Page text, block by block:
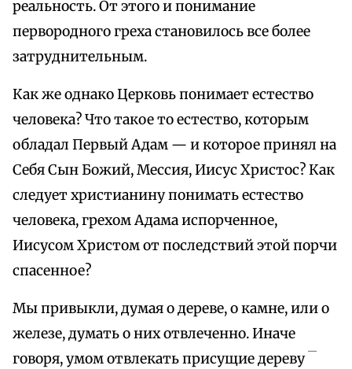
реальность. От этого и понимание
первородного греха становилось все более
затруднительным.
Как же однако Церковь понимает естество
человека? Что такое то естество, которым
обладал Первый Адам — и которое принял на
Себя Сын Божий, Мессия, Иисус Христос? Как
следует христианину понимать естество
человека, грехом Адама испорченное,
Иисусом Христом от последствий этой порчи
спасенное?
Мы привыкли, думая о дереве, о камне, или о
железе, думать о них отвлеченно. Иначе
говоря, умом отвлекать присущие дереву —